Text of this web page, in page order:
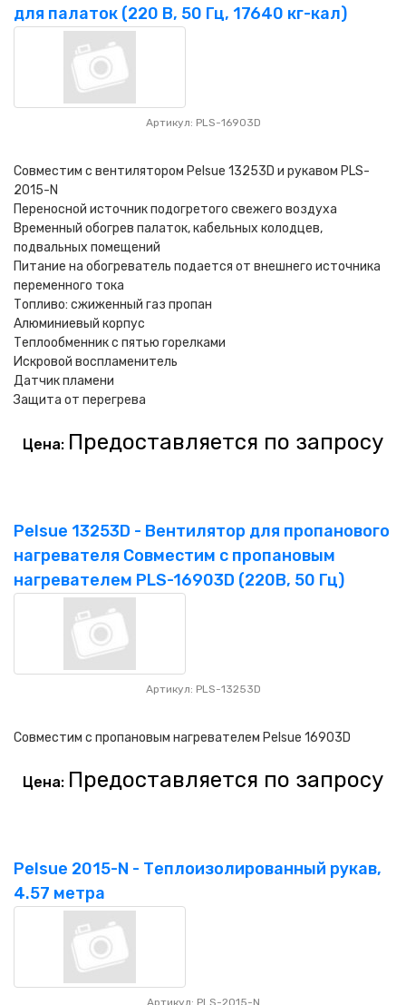
для палаток (220 В, 50 Гц, 17640 кг-кал)
Артикул: PLS-16903D
Совместим с вентилятором Pelsue 13253D и рукавом PLS-
2015-N
Переносной источник подогретого свежего воздуха
Временный обогрев палаток, кабельных колодцев,
подвальных помещений
Питание на обогреватель подается от внешнего источника
переменного тока
Топливо: сжиженный газ пропан
Алюминиевый корпус
Теплообменник с пятью горелками
Искровой воспламенитель
Датчик пламени
Защита от перегрева
Цена: Предоставляется по запросу
Pelsue 13253D - Вентилятор для пропанового
нагревателя Совместим с пропановым
нагревателем PLS-16903D (220В, 50 Гц)
Артикул: PLS-13253D
Совместим с пропановым нагревателем Pelsue 16903D
Цена: Предоставляется по запросу
Pelsue 2015-N - Теплоизолированный рукав,
4.57 метра
Артикул: PLS-2015-N